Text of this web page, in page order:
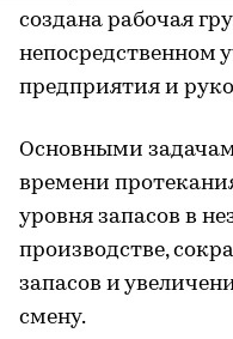
создана рабочая
непосредственном
предприятия и
Основными
времени
уровня запасов в
производстве,
запасов и
смену.